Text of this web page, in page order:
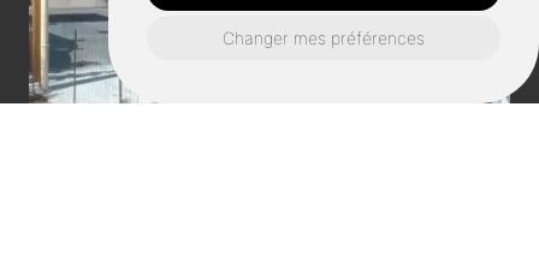
Changer mes préférences